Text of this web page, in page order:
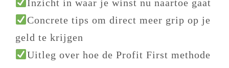
Inzicht in waar je winst nu naartoe gaat
Concrete tips om direct meer grip op je
geld te krijgen
Uitleg over hoe de Profit First methode